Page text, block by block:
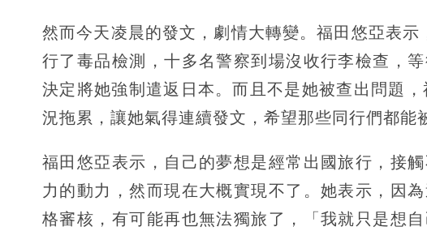
然而今天凌晨的發文，劇情大轉變。福田悠亞表
行了毒品檢測，十多名警察到場沒收行李檢查，
決定將她強制遣返日本。而且不是她被查出問題
況拖累，讓她氣得連續發文，希望那些同行們都能
福田悠亞表示，自己的夢想是經常出國旅行，接
力的動力，然而現在大概實現不了。她表示，因
格審核，有可能再也無法獨旅了，「我就只是想